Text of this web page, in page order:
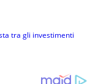
tra gli investimenti